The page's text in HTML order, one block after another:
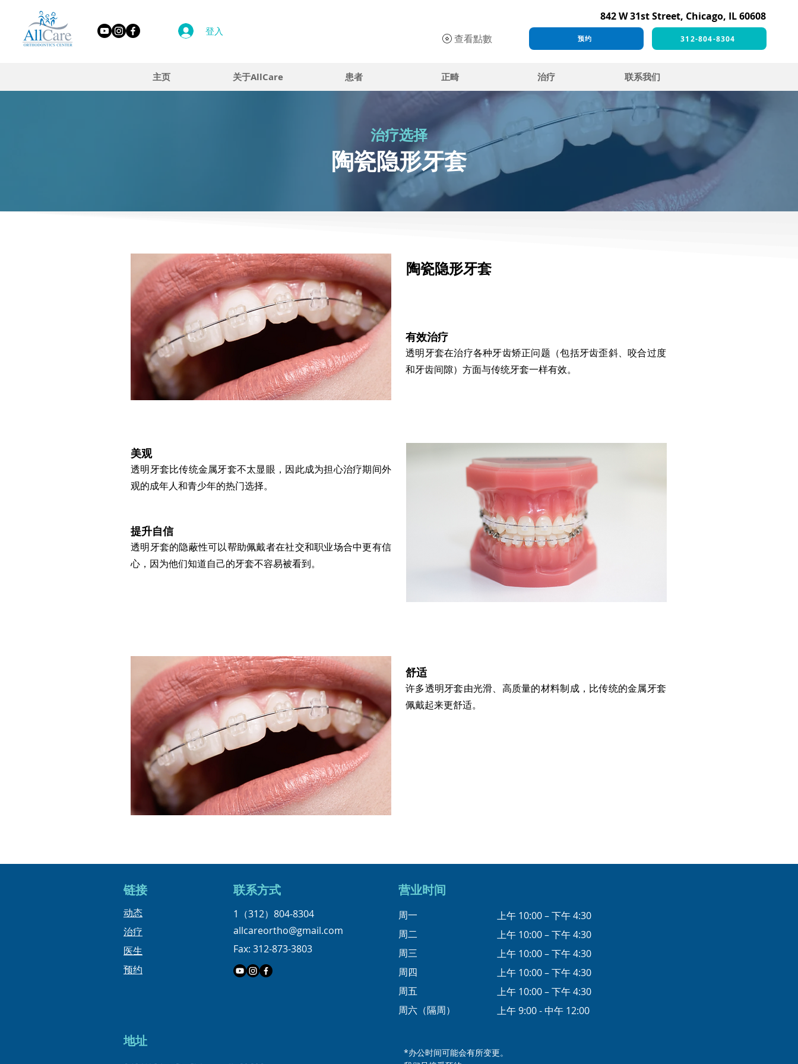
登入
842 W 31st Street, Chicago, IL 60608
查看點數
预约 312-804-8304
主页 关于AllCare 患者 正畸 治疗 联系我们
治疗选择
陶瓷隐形牙套
陶瓷隐形牙套
有效治疗
透明牙套在治疗各种牙齿矫正问题（包括牙齿歪斜、咬合过度
和牙齿间隙）方面与传统牙套一样有效。
美观
透明牙套比传统金属牙套不太显眼，因此成为担心治疗期间外
观的成年人和青少年的热门选择。
提升自信
透明牙套的隐蔽性可以帮助佩戴者在社交和职业场合中更有信
心，因为他们知道自己的牙套不容易被看到。
舒适
许多透明牙套由光滑、高质量的材料制成，比传统的金属牙套
佩戴起来更舒适。
链接
​动态
治疗
医生
预约
​联系方式
1（312）804-8304
allcareortho@gmail.com
Fax: 312-873-3803
地址
营业时间
周一
周二
周三
周四
周五
周六（隔周）
上午 10:00 – 下午 4:30
上午 10:00 – 下午 4:30
上午 10:00 – 下午 4:30
上午 10:00 – 下午 4:30
上午 10:00 – 下午 4:30
上午 9:00 - 中午 12:00
*办公时间可能会有所变更。